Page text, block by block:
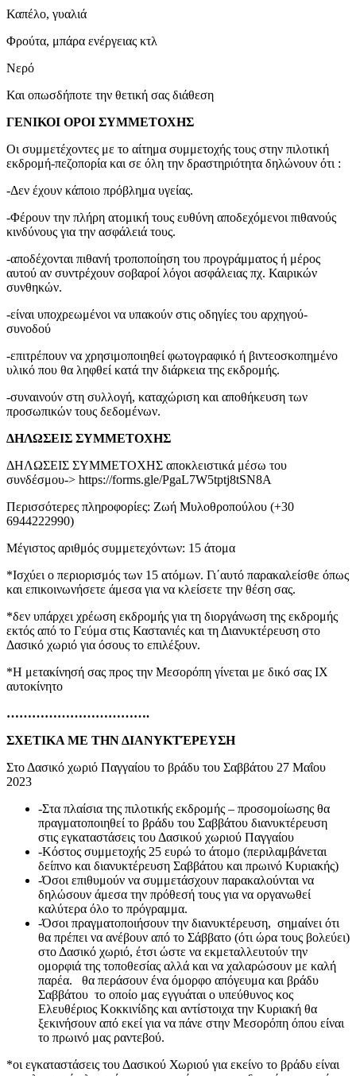
Καπέλο, γυαλιά
Φρούτα, μπάρα ενέργειας κτλ
Νερό
Και οπωσδήποτε την θετική σας διάθεση
ΓΕΝΙΚΟΙ ΟΡΟΙ ΣΥΜΜΕΤΟΧΗΣ
Οι συμμετέχοντες με το αίτημα συμμετοχής τους στην πιλοτική
εκδρομή-πεζοπορία και σε όλη την δραστηριότητα δηλώνουν ότι :
-Δεν έχουν κάποιο πρόβλημα υγείας.
-Φέρουν την πλήρη ατομική τους ευθύνη αποδεχόμενοι πιθανούς
κινδύνους για την ασφάλειά τους.
-αποδέχονται πιθανή τροποποίηση του προγράμματος ή μέρος
αυτού αν συντρέχουν σοβαροί λόγοι ασφάλειας πχ. Καιρικών
συνθηκών.
-είναι υποχρεωμένοι να υπακούν στις οδηγίες του αρχηγού-
συνοδού
-επιτρέπουν να χρησιμοποιηθεί φωτογραφικό ή βιντεοσκοπημένο
υλικό που θα ληφθεί κατά την διάρκεια της εκδρομής.
-συναινούν στη συλλογή, καταχώριση και αποθήκευση των
προσωπικών τους δεδομένων.
ΔΗΛΩΣΕΙΣ ΣΥΜΜΕΤΟΧΗΣ
ΔΗΛΩΣΕΙΣ ΣΥΜΜΕΤΟΧΗΣ αποκλειστικά μέσω του
συνδέσμου-> https://forms.gle/PgaL7W5tptj8tSN8A
Περισσότερες πληροφορίες: Ζωή Μυλοθροπούλου (+30
6944222990)
Μέγιστος αριθμός συμμετεχόντων: 15 άτομα
*Ισχύει ο περιορισμός των 15 ατόμων. Γι΄αυτό παρακαλείσθε όπως
και επικοινωνήσετε άμεσα για να κλείσετε την θέση σας.
*δεν υπάρχει χρέωση εκδρομής για τη διοργάνωση της εκδρομής
εκτός από το Γεύμα στις Καστανιές και τη Διανυκτέρευση στο
Δασικό χωριό για όσους το επιλέξουν.
*Η μετακίνησή σας προς την Μεσορόπη γίνεται με δικό σας ΙΧ
αυτοκίνητο
…………………………….
ΣΧΕΤΙΚΑ ΜΕ ΤΗΝ ΔΙΑΝΥΚΤΈΡΕΥΣΗ
Στο Δασικό χωριό Παγγαίου το βράδυ του Σαββάτου 27 Μαΐου
2023
-Στα πλαίσια της πιλοτικής εκδρομής – προσομοίωσης θα
πραγματοποιηθεί το βράδυ του Σαββάτου διανυκτέρευση
στις εγκαταστάσεις του Δασικού χωριού Παγγαίου
-Κόστος συμμετοχής 25 ευρώ το άτομο (περιλαμβάνεται
δείπνο και διανυκτέρευση Σαββάτου και πρωινό Κυριακής)
-Όσοι επιθυμούν να συμμετάσχουν παρακαλούνται να
δηλώσουν άμεσα την πρόθεσή τους για να οργανωθεί
καλύτερα όλο το πρόγραμμα.
-Όσοι πραγματοποιήσουν την διανυκτέρευση, σημαίνει ότι
θα πρέπει να ανέβουν από το Σάββατο (ότι ώρα τους βολεύει)
στο Δασικό χωριό, έτσι ώστε να εκμεταλλευτούν την
ομορφιά της τοποθεσίας αλλά και να χαλαρώσουν με καλή
παρέα. θα περάσουν ένα όμορφο απόγευμα και βράδυ
Σαββάτου το οποίο μας εγγυάται ο υπεύθυνος κος
Ελευθέριος Κοκκινίδης και αντίστοιχα την Κυριακή θα
ξεκινήσουν από εκεί για να πάνε στην Μεσορόπη όπου είναι
το πρωινό μας ραντεβού.
*οι εγκαταστάσεις του Δασικού Χωριού για εκείνο το βράδυ είναι